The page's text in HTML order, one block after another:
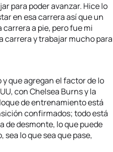
para poder avanzar. Hice lo
en esa carrera así que un
a pie, pero fue mi
carrera y trabajar mucho para
que agregan el factor de lo
con Chelsea Burns y la
de entrenamiento está
confirmados; todo está
de desmonte, lo que puede
lo que sea que pase,